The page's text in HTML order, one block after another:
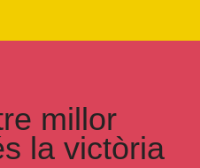
millor
la victòria